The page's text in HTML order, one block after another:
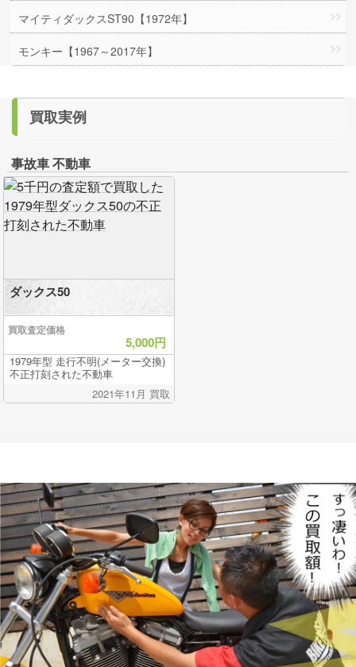
マイティダックスST90【1972年】
モンキー【1967～2017年】
買取実例
事故車 不動車
ダックス50
買取査定価格
5,000円
1979年型 走行不明(メーター交換)
不正打刻された不動車
2021年11月 買取